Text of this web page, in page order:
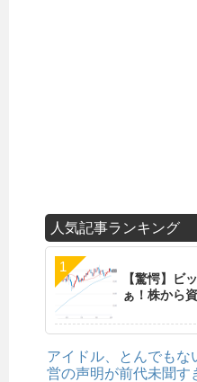
人気記事ランキング
【驚愕】ビ
ぁ！株から
アイドル、とんでも
営の声明が前代未聞す